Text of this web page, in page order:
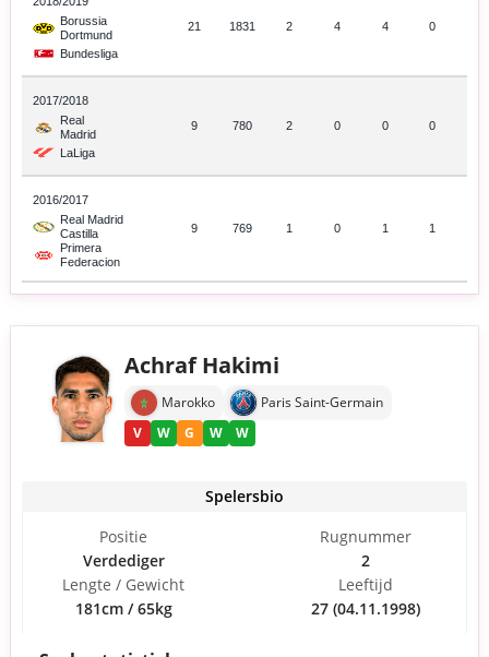
Borussia
Dortmund
Bundesliga
21 1831 2 4 4 0
2017/2018
Real
Madrid
LaLiga
9 780 2 0 0 0
2016/2017
Real Madrid
Castilla
Primera
Federacion
9 769 1 0 1 1